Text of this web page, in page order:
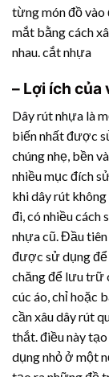
từng món đồ
mắt bằng cách
nhau. cắt nhựa
– Lợi ích của
Dây rút nhựa là
biến nhất được
chúng nhẹ, bền
nhiều mục đích
khi dây rút
đi, có nhiều cách
nhựacũ. Đầu
được sử dụng để
chăng để lưu trữ
cúc áo, chỉ hoặc
cần xâu dây rút
thắt. điều này
dụng nhỏ ở một